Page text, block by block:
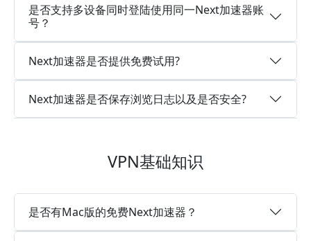
是否支持多设备同时登陆使用同一Next加速器账
号？
Next加速器是否提供免费试用?
Next加速器是否保存浏览日志以及是否安全?
VPN基础知识
是否有Mac版的免费Next加速器？